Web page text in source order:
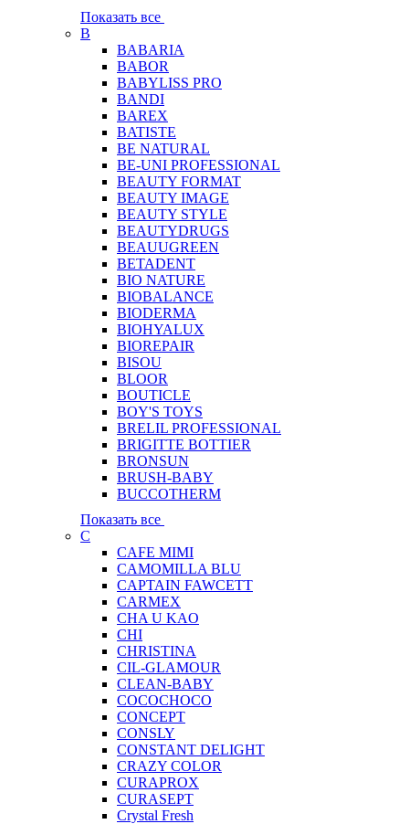
Показать все
B
BABARIA
BABOR
BABYLISS PRO
BANDI
BAREX
BATISTE
BE NATURAL
BE-UNI PROFESSIONAL
BEAUTY FORMAT
BEAUTY IMAGE
BEAUTY STYLE
BEAUTYDRUGS
BEAUUGREEN
BETADENT
BIO NATURE
BIOBALANCE
BIODERMA
BIOHYALUX
BIOREPAIR
BISOU
BLOOR
BOUTICLE
BOY'S TOYS
BRELIL PROFESSIONAL
BRIGITTE BOTTIER
BRONSUN
BRUSH-BABY
BUCCOTHERM
Показать все
C
CAFE MIMI
CAMOMILLA BLU
CAPTAIN FAWCETT
CARMEX
CHA U KAO
CHI
CHRISTINA
CIL-GLAMOUR
CLEAN-BABY
COCOCHOCO
CONCEPT
CONSLY
CONSTANT DELIGHT
CRAZY COLOR
CURAPROX
CURASEPT
Crystal Fresh